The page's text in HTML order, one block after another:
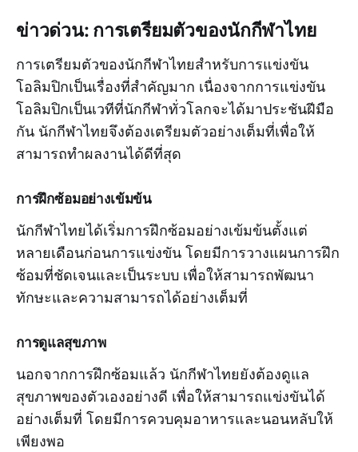
ข่าวด่วน: การเตรียมตัวของนักกีฬาไทย
การเตรียมตัวของนักกีฬาไทยสำหรับการแข่งขัน
โอลิมปิกเป็นเรื่องที่สำคัญมาก เนื่องจากการแข่งขัน
โอลิมปิกเป็นเวทีที่นักกีฬาทั่วโลกจะได้มาประชันฝีมือ
กัน นักกีฬาไทยจึงต้องเตรียมตัวอย่างเต็มที่เพื่อให้
สามารถทำผลงานได้ดีที่สุด
การฝึกซ้อมอย่างเข้มข้น
นักกีฬาไทยได้เริ่มการฝึกซ้อมอย่างเข้มข้นตั้งแต่
หลายเดือนก่อนการแข่งขัน โดยมีการวางแผนการฝึก
ซ้อมที่ชัดเจนและเป็นระบบ เพื่อให้สามารถพัฒนา
ทักษะและความสามารถได้อย่างเต็มที่
การดูแลสุขภาพ
นอกจากการฝึกซ้อมแล้ว นักกีฬาไทยยังต้องดูแล
สุขภาพของตัวเองอย่างดี เพื่อให้สามารถแข่งขันได้
อย่างเต็มที่ โดยมีการควบคุมอาหารและนอนหลับให้
เพียงพอ